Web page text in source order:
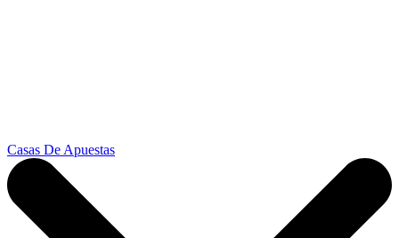
Casas De Apuestas